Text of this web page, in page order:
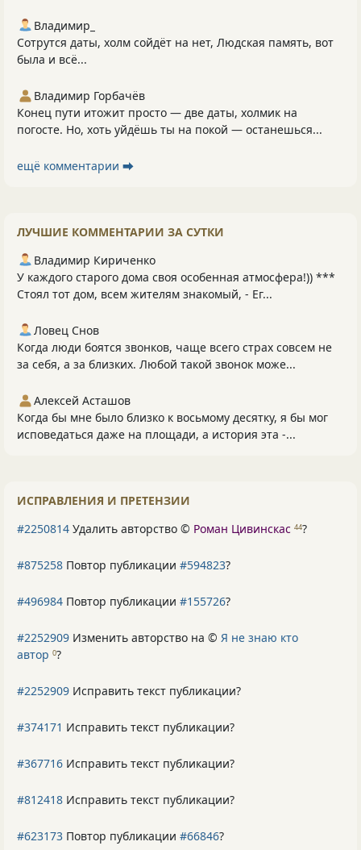
Владимир_
Сотрутся даты, холм сойдёт на нет, Людская память, вот
была и всё...
Владимир Горбачёв
Конец пути итожит просто — две даты, холмик на
погосте. Но, хоть уйдёшь ты на покой — останешься...
ещё комментарии ⮕
ЛУЧШИЕ КОММЕНТАРИИ ЗА СУТКИ
Владимир Кириченко
У каждого старого дома своя особенная атмосфера!)) ***
Стоял тот дом, всем жителям знакомый, - Ег...
Ловец Снов
Когда люди боятся звонков, чаще всего страх совсем не
за себя, а за близких. Любой такой звонок може...
Алексей Асташов
Когда бы мне было близко к восьмому десятку, я бы мог
исповедаться даже на площади, а история эта -...
ИСПРАВЛЕНИЯ И ПРЕТЕНЗИИ
#2250814 Удалить авторство © Роман Цивинскас 44?
#875258 Повтор публикации #594823?
#496984 Повтор публикации #155726?
#2252909 Изменить авторство на © Я не знаю кто
автор 0?
#2252909 Исправить текст публикации?
#374171 Исправить текст публикации?
#367716 Исправить текст публикации?
#812418 Исправить текст публикации?
#623173 Повтор публикации #66846?